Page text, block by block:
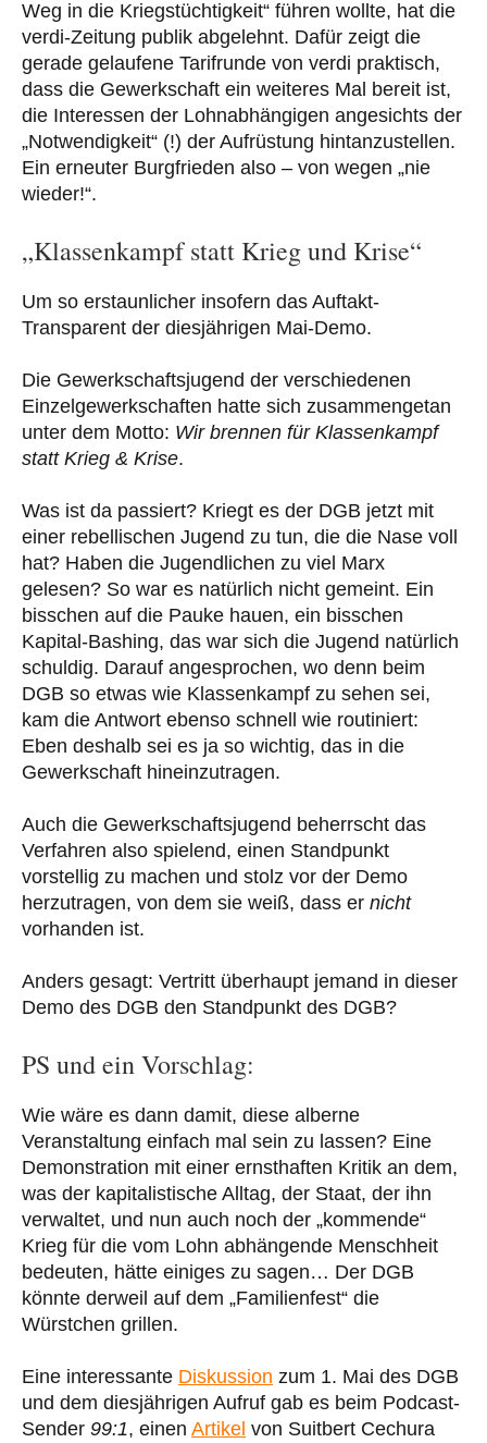
Weg in die Kriegstüchtigkeit“ führen wollte, hat die
verdi-Zeitung publik abgelehnt. Dafür zeigt die
gerade gelaufene Tarifrunde von verdi praktisch,
dass die Gewerkschaft ein weiteres Mal bereit ist,
die Interessen der Lohnabhängigen angesichts der
„Notwendigkeit“ (!) der Aufrüstung hintanzustellen.
Ein erneuter Burgfrieden also – von wegen „nie
wieder!“.
„Klassenkampf statt Krieg und Krise“
Um so erstaunlicher insofern das Auftakt-
Transparent der diesjährigen Mai-Demo.
Die Gewerkschaftsjugend der verschiedenen
Einzelgewerkschaften hatte sich zusammengetan
unter dem Motto: Wir brennen für Klassenkampf
statt Krieg & Krise.
Was ist da passiert? Kriegt es der DGB jetzt mit
einer rebellischen Jugend zu tun, die die Nase voll
hat? Haben die Jugendlichen zu viel Marx
gelesen? So war es natürlich nicht gemeint. Ein
bisschen auf die Pauke hauen, ein bisschen
Kapital-Bashing, das war sich die Jugend natürlich
schuldig. Darauf angesprochen, wo denn beim
DGB so etwas wie Klassenkampf zu sehen sei,
kam die Antwort ebenso schnell wie routiniert:
Eben deshalb sei es ja so wichtig, das in die
Gewerkschaft hineinzutragen.
Auch die Gewerkschaftsjugend beherrscht das
Verfahren also spielend, einen Standpunkt
vorstellig zu machen und stolz vor der Demo
herzutragen, von dem sie weiß, dass er nicht
vorhanden ist.
Anders gesagt: Vertritt überhaupt jemand in dieser
Demo des DGB den Standpunkt des DGB?
PS und ein Vorschlag:
Wie wäre es dann damit, diese alberne
Veranstaltung einfach mal sein zu lassen? Eine
Demonstration mit einer ernsthaften Kritik an dem,
was der kapitalistische Alltag, der Staat, der ihn
verwaltet, und nun auch noch der „kommende“
Krieg für die vom Lohn abhängende Menschheit
bedeuten, hätte einiges zu sagen… Der DGB
könnte derweil auf dem „Familienfest“ die
Würstchen grillen.
Eine interessante Diskussion zum 1. Mai des DGB
und dem diesjährigen Aufruf gab es beim Podcast-
Sender 99:1, einen Artikel von Suitbert Cechura